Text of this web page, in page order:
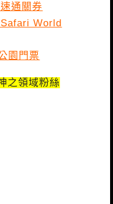
通關券
World
園門票
之領域粉絲